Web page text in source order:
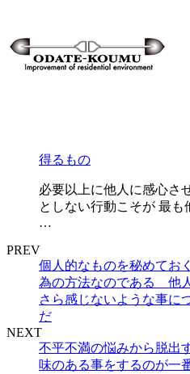
得るもの
必要以上に他人に感心さ
としない行動こそが 最
…
PREV
個人的なものを秘めてお
為の方法なのである 他
さら感じないような事に
だ
NEXT
不平不満の悩みから脱出
味のある事をするのが一